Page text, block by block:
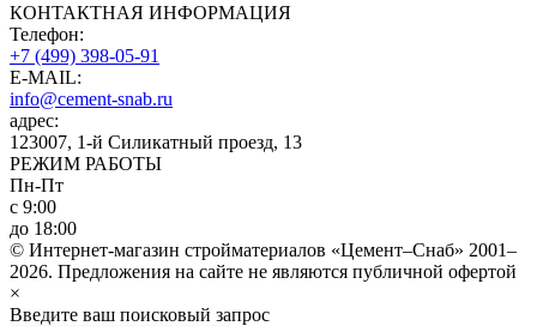
КОНТАКТНАЯ ИНФОРМАЦИЯ
Телефон:
+7 (499) 398-05-91
E-MAIL:
info@cement-snab.ru
адрес:
123007, 1-й Силикатный проезд, 13
РЕЖИМ РАБОТЫ
Пн-Пт
с 9:00
до 18:00
© Интернет-магазин стройматериалов «Цемент–Снаб» 2001–
2026. Предложения на сайте не являются публичной офертой
×
Введите ваш поисковый запрос